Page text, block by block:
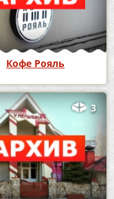
Кофе Рояль
3